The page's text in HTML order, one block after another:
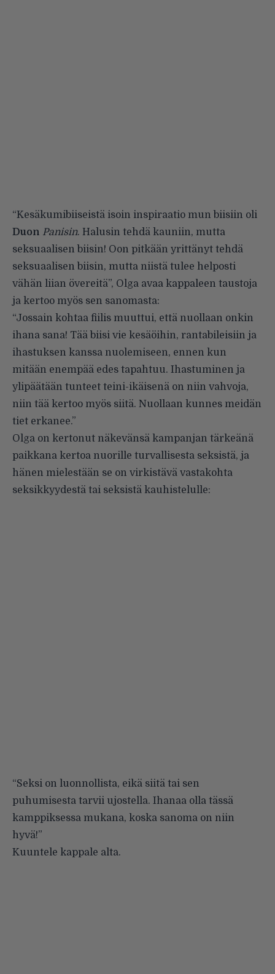
“Kesäkumibiiseistä isoin inspiraatio mun biisiin oli
Duon Panisin. Halusin tehdä kauniin, mutta
seksuaalisen biisin! Oon pitkään yrittänyt tehdä
seksuaalisen biisin, mutta niistä tulee helposti
vähän liian övereitä”, Olga avaa kappaleen taustoja
ja kertoo myös sen sanomasta:
“Jossain kohtaa fiilis muuttui, että nuollaan onkin
ihana sana! Tää biisi vie kesäöihin, rantabileisiin ja
ihastuksen kanssa nuolemiseen, ennen kun
mitään enempää edes tapahtuu. Ihastuminen ja
ylipäätään tunteet teini-ikäisenä on niin vahvoja,
niin tää kertoo myös siitä. Nuollaan kunnes meidän
tiet erkanee.”
Olga on kertonut näkevänsä kampanjan tärkeänä
paikkana kertoa nuorille turvallisesta seksistä, ja
hänen mielestään se on virkistävä vastakohta
seksikkyydestä tai seksistä kauhistelulle:
“Seksi on luonnollista, eikä siitä tai sen
puhumisesta tarvii ujostella. Ihanaa olla tässä
kamppiksessa mukana, koska sanoma on niin
hyvä!”
Kuuntele kappale alta.